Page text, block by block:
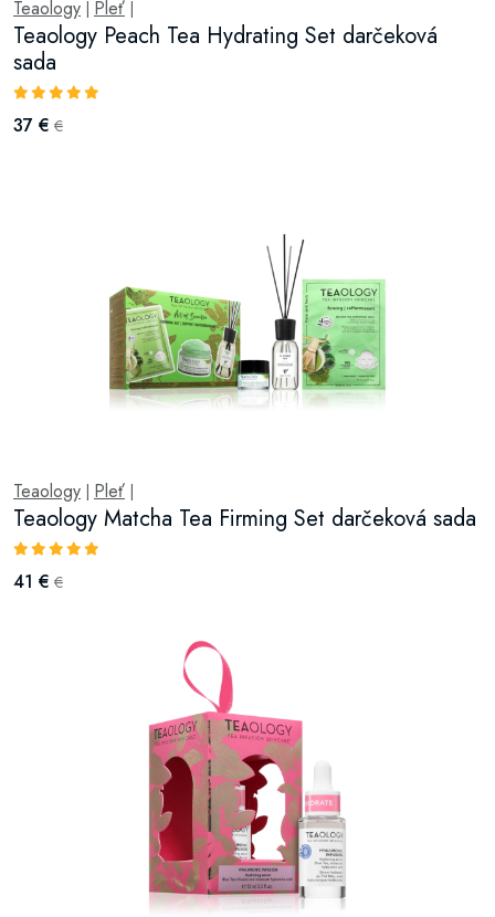
Teaology Pleť
Teaology Peach Tea Hydrating Set darčeková
sada
37 € €
Teaology Pleť
Teaology Matcha Tea Firming Set darčeková sada
41 € €